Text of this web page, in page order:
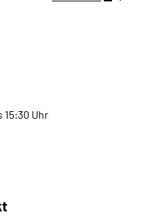
15:30 Uhr